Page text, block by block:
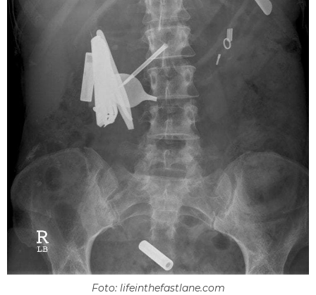
Foto: lifeinthefastlane.com